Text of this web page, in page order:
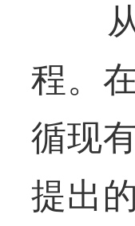
从
程。
循现
提出